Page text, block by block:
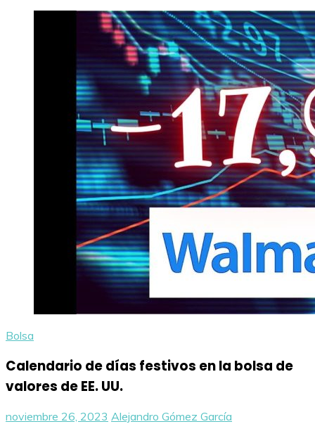
Bolsa
Calendario de días festivos en la bolsa de
valores de EE. UU.
noviembre 26, 2023 Alejandro Gómez García